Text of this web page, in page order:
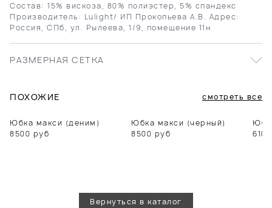
Состав: 15% вискоза, 80% полиэстер, 5% спандекс
Производитель: Lulight/ ИП Прокопьева А.В. Адрес:
Россия, СПб, ул. Рылеева, 1/9, помещение 11н
РАЗМЕРНАЯ СЕТКА
ПОХОЖИЕ смотреть все
Юбка макси (деним)
8500 руб
Юбка макси (черный)
8500 руб
6100
Вернуться в каталог